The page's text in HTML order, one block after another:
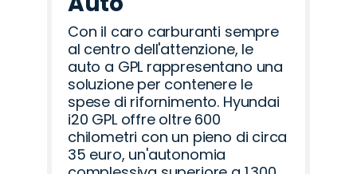
Con il caro carburanti sempre
al centro dell'attenzione, le
auto a GPL rappresentano una
soluzione per contenere le
spese di rifornimento. Hyundai
i20 GPL offre oltre 600
chilometri con un pieno di circa
35 euro, un'autonomia